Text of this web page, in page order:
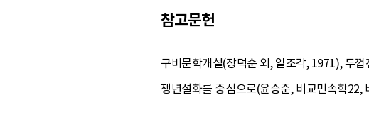
참고문헌
구비문학개설(장덕순 외, 일조각, 1971), 두
쟁년설화를 중심으로(윤승준, 비교민속학